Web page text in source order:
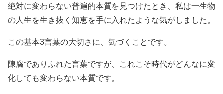
絶対に変わらない普遍的本質を見つけたとき、私は一生物
の人生を生き抜く知恵を手に入れたような気がしました。
この基本3言葉の大切さに、気づくことです。
陳腐でありふれた言葉ですが、これこそ時代がどんなに変
化しても変わらない本質です。